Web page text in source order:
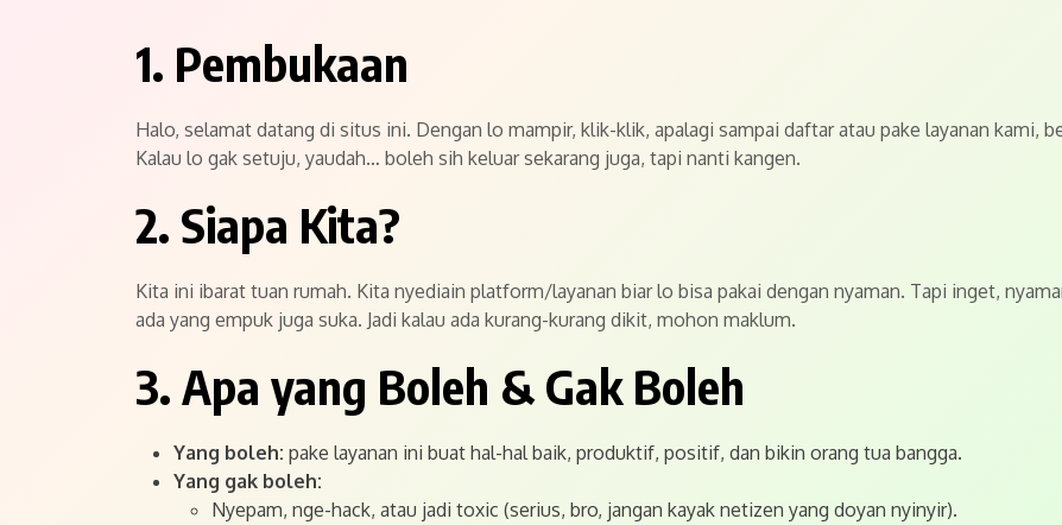
1. Pembukaan
Halo, selamat datang di situs ini. Dengan lo mampir, klik-klik, apalagi sampai daftar atau pake layanan kami,
Kalau lo gak setuju, yaudah… boleh sih keluar sekarang juga, tapi nanti kangen.
2. Siapa Kita?
Kita ini ibarat tuan rumah. Kita nyediain platform/layanan biar lo bisa pakai dengan nyaman. Tapi inget,
ada yang empuk juga suka. Jadi kalau ada kurang-kurang dikit, mohon maklum.
3. Apa yang Boleh & Gak Boleh
Yang boleh: pake layanan ini buat hal-hal baik, produktif, positif, dan bikin orang tua bangga.
Yang gak boleh:
Nyepam, nge-hack, atau jadi toxic (serius, bro, jangan kayak netizen yang doyan nyinyir).